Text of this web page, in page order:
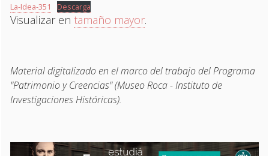
La-Idea-351 Descarga
Visualizar entamaño mayor.
Material digitalizado en el marco del trabajo del Programa
"Patrimonio y Creencias" (Museo Roca - Instituto de
Investigaciones Históricas).